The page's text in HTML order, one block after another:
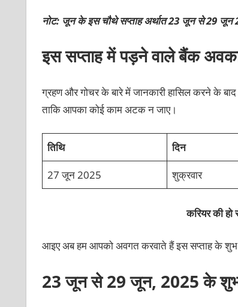
नोट: जून के इस चौथे सप्ताह अर्थात 23 जून से 29 जून
इस सप्ताह में पड़ने वाले बैंक
ग्रहण और गोचर के बारे में जानकारी हासिल करने के
ताकि आपका कोई काम अटक न जाए।
तिथि दिन
27 जून 2025
शुक्रवार
करियर की
आइए अब हम आपको अवगत करवाते हैं इस सप्ताह के शुभ
23 जून से 29 जून, 2025 के शुभ